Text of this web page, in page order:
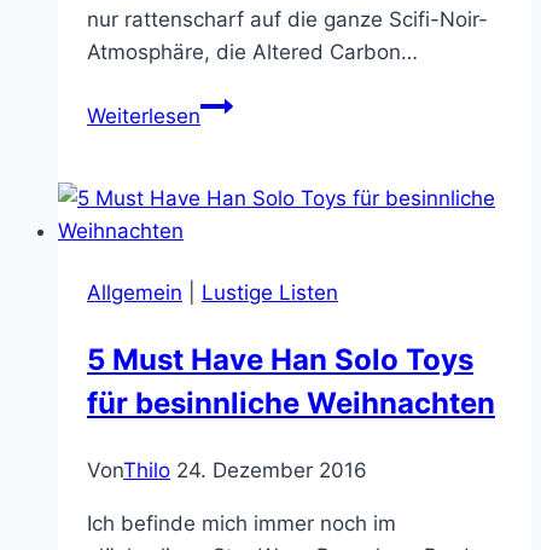
nur rattenscharf auf die ganze Scifi-Noir-
Atmosphäre, die Altered Carbon…
WeiterlesenAltered
Das
ein
düsterer
Cyberpunk
Allgemein Lustige Listen
5 Must Have Han Solo Toys
für besinnliche Weihnachten
VonThilo 24. Dezember 2016
Ich befinde mich immer noch im